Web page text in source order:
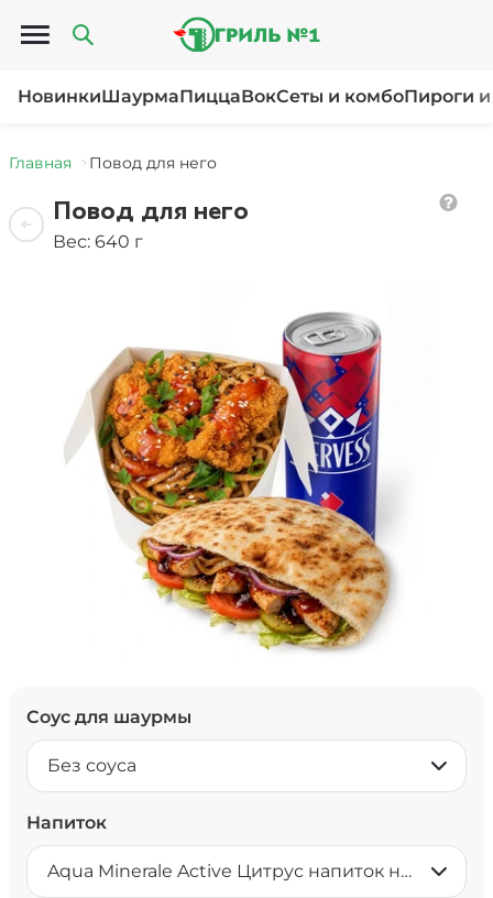
Открыть меню
НовинкиШаурмаПиццаВокСеты и комбоПироги
Главная Повод для него
Повод для него
Вес: 640 г
Соус для шаурмы
Без соуса
Напиток
Aqua Minerale Active Цитрус напиток негазированный 0,5 л